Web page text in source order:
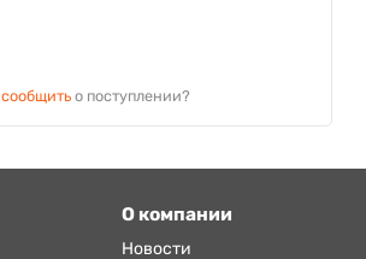
сообщить о поступлении?
О компании
Новости